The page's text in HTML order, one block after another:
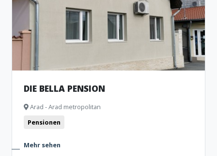
DIE BELLA PENSION
Arad - Arad metropolitan
Pensionen
Mehr sehen